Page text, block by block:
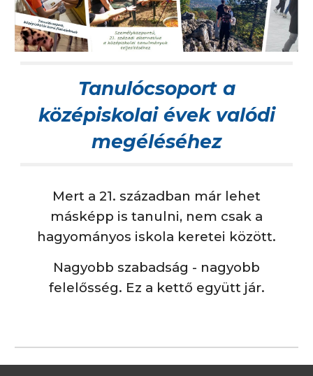
Tanulócsoport a
középiskolai évek valódi
megéléséhez
Mert a 21. században már lehet
másképp is tanulni, nem csak a
hagyományos iskola keretei között.
Nagyobb szabadság - nagyobb
felelősség. Ez a kettő együtt jár.